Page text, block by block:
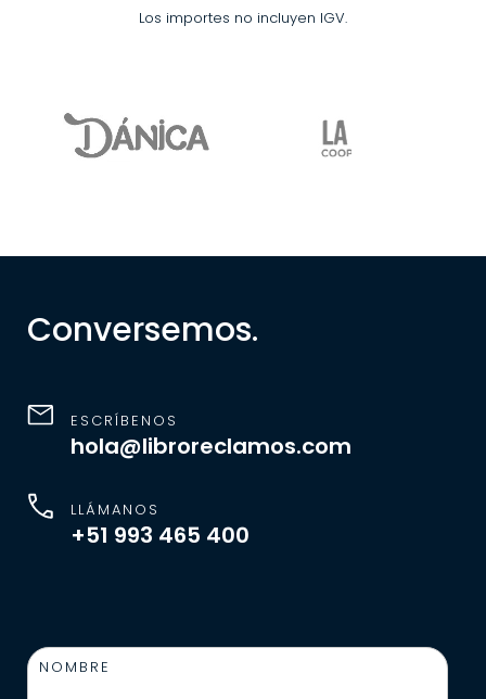
Los importes no incluyen IGV.
Conversemos.
ESCRÍBENOS
hola@libroreclamos.com
LLÁMANOS
+51 993 465 400
NOMBRE